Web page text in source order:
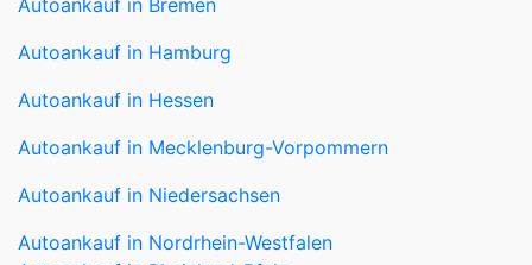
Autoankauf in Rheinland-Pfalz
Autoankauf in Saarland
Autoankauf in Sachsen